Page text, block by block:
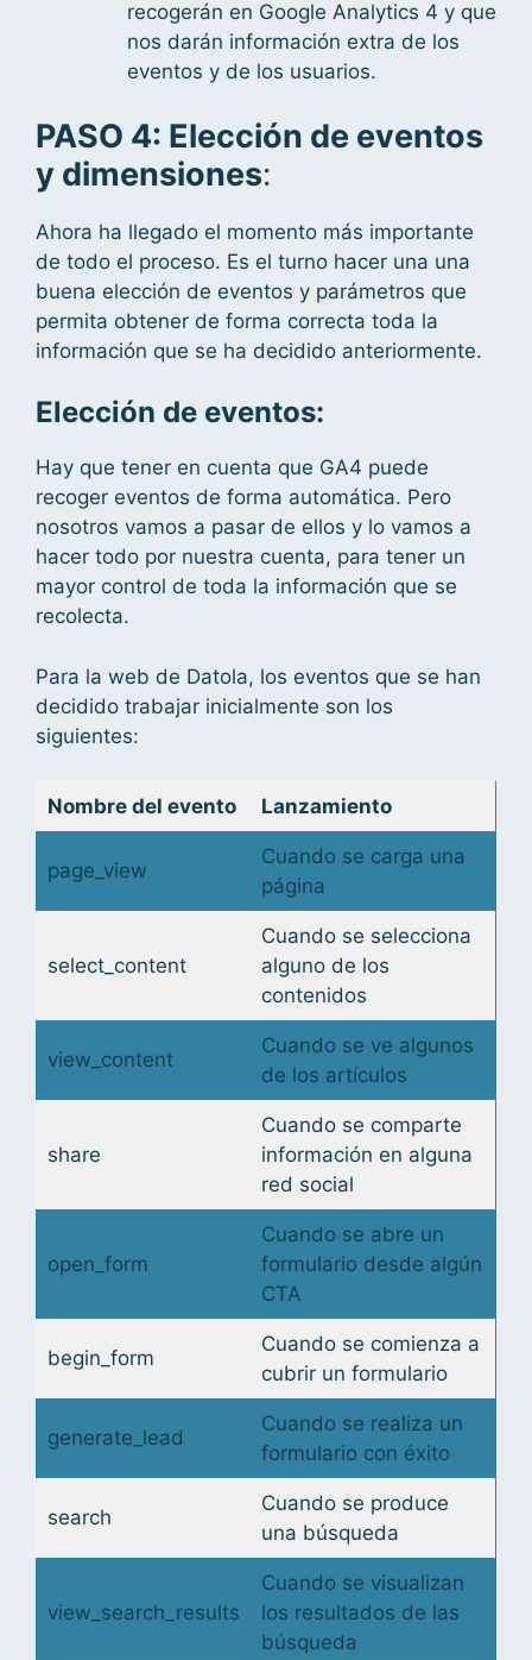
recogerán en Google Analytics 4 y que
nos darán información extra de los
eventos y de los usuarios.
PASO 4: Elección de eventos
y dimensiones:
Ahora ha llegado el momento más importante
de todo el proceso. Es el turno hacer una una
buena elección de eventos y parámetros que
permita obtener de forma correcta toda la
información que se ha decidido anteriormente.
Elección de eventos:
Hay que tener en cuenta que GA4 puede
recoger eventos de forma automática. Pero
nosotros vamos a pasar de ellos y lo vamos a
hacer todo por nuestra cuenta, para tener un
mayor control de toda la información que se
recolecta.
Para la web de Datola, los eventos que se han
decidido trabajar inicialmente son los
siguientes:
Nombre del evento Lanzamiento
page_view
Cuando se carga una
página
select_content
Cuando se selecciona
alguno de los
contenidos
view_content
Cuando se ve algunos
de los artículos
share
Cuando se comparte
información en alguna
red social
open_form
Cuando se abre un
formulario desde algún
CTA
begin_form
Cuando se comienza a
cubrir un formulario
generate_lead
Cuando se realiza un
formulario con éxito
search
Cuando se produce
una búsqueda
view_search_results
Cuando se visualizan
los resultados de las
búsqueda